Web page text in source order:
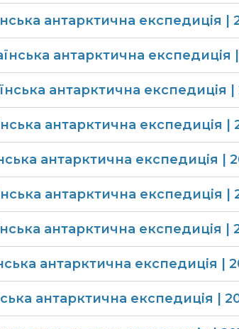
антарктична експедиція |
антарктична експедиція
антарктична експедиція |
антарктична експедиція |
антарктична експедиція​ |
антарктична експедиція​ |
антарктична експедиція​ |
антарктична експедиція​ |
антарктична експедиція​ |